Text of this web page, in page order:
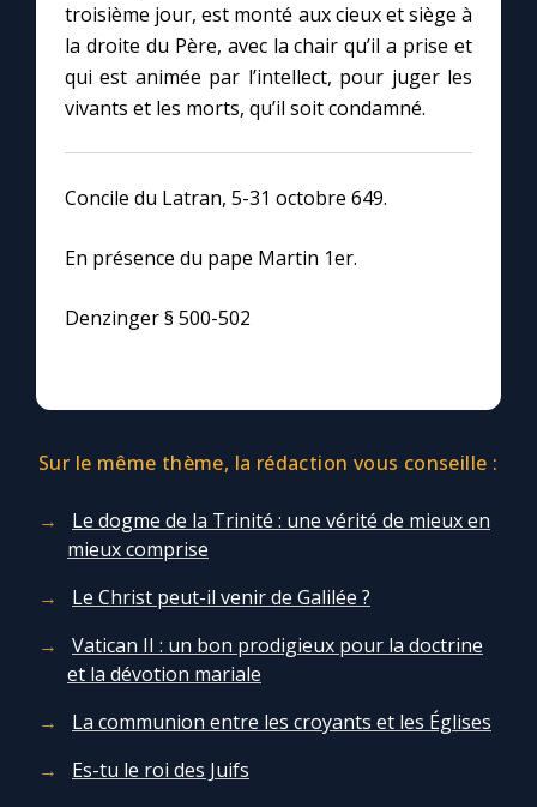
troisième jour, est monté aux cieux et siège à
la droite du Père, avec la chair qu’il a prise et
qui est animée par l’intellect, pour juger les
vivants et les morts, qu’il soit condamné.
Concile du Latran, 5-31 octobre 649.
En présence du pape Martin 1er.
Denzinger § 500-502
Sur le même thème, la rédaction vous conseille :
Le dogme de la Trinité : une vérité de mieux en
mieux comprise
Le Christ peut-il venir de Galilée ?
Vatican II : un bon prodigieux pour la doctrine
et la dévotion mariale
La communion entre les croyants et les Églises
Es-tu le roi des Juifs